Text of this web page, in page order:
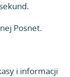
Posnet.
i informacji